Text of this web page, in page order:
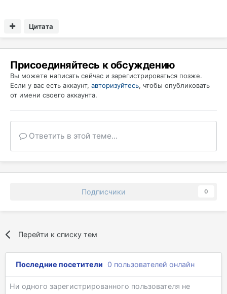
Цитата
Присоединяйтесь к обсуждению
Вы можете написать сейчас и зарегистрироваться позже.
Если у вас есть аккаунт, авторизуйтесь, чтобы опубликовать
от имени своего аккаунта.
Ответить в этой теме...
Подписчики 0
Перейти к списку тем
Последние посетители 0 пользователей онлайн
Ни одного зарегистрированного пользователя не